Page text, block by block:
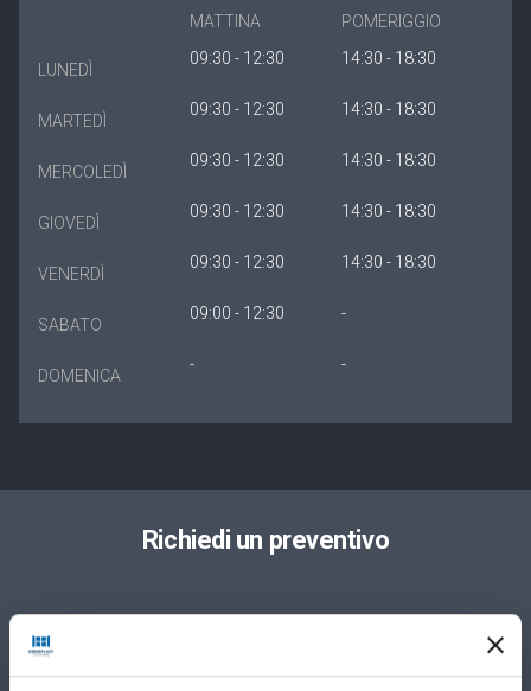
MATTINA POMERIGGIO
LUNEDÌ
09:30 - 12:30 14:30 - 18:30
MARTEDÌ
09:30 - 12:30 14:30 - 18:30
MERCOLEDÌ
09:30 - 12:30 14:30 - 18:30
GIOVEDÌ
09:30 - 12:30 14:30 - 18:30
VENERDÌ
09:30 - 12:30 14:30 - 18:30
SABATO
09:00 - 12:30 -
DOMENICA
- -
Richiedi un preventivo